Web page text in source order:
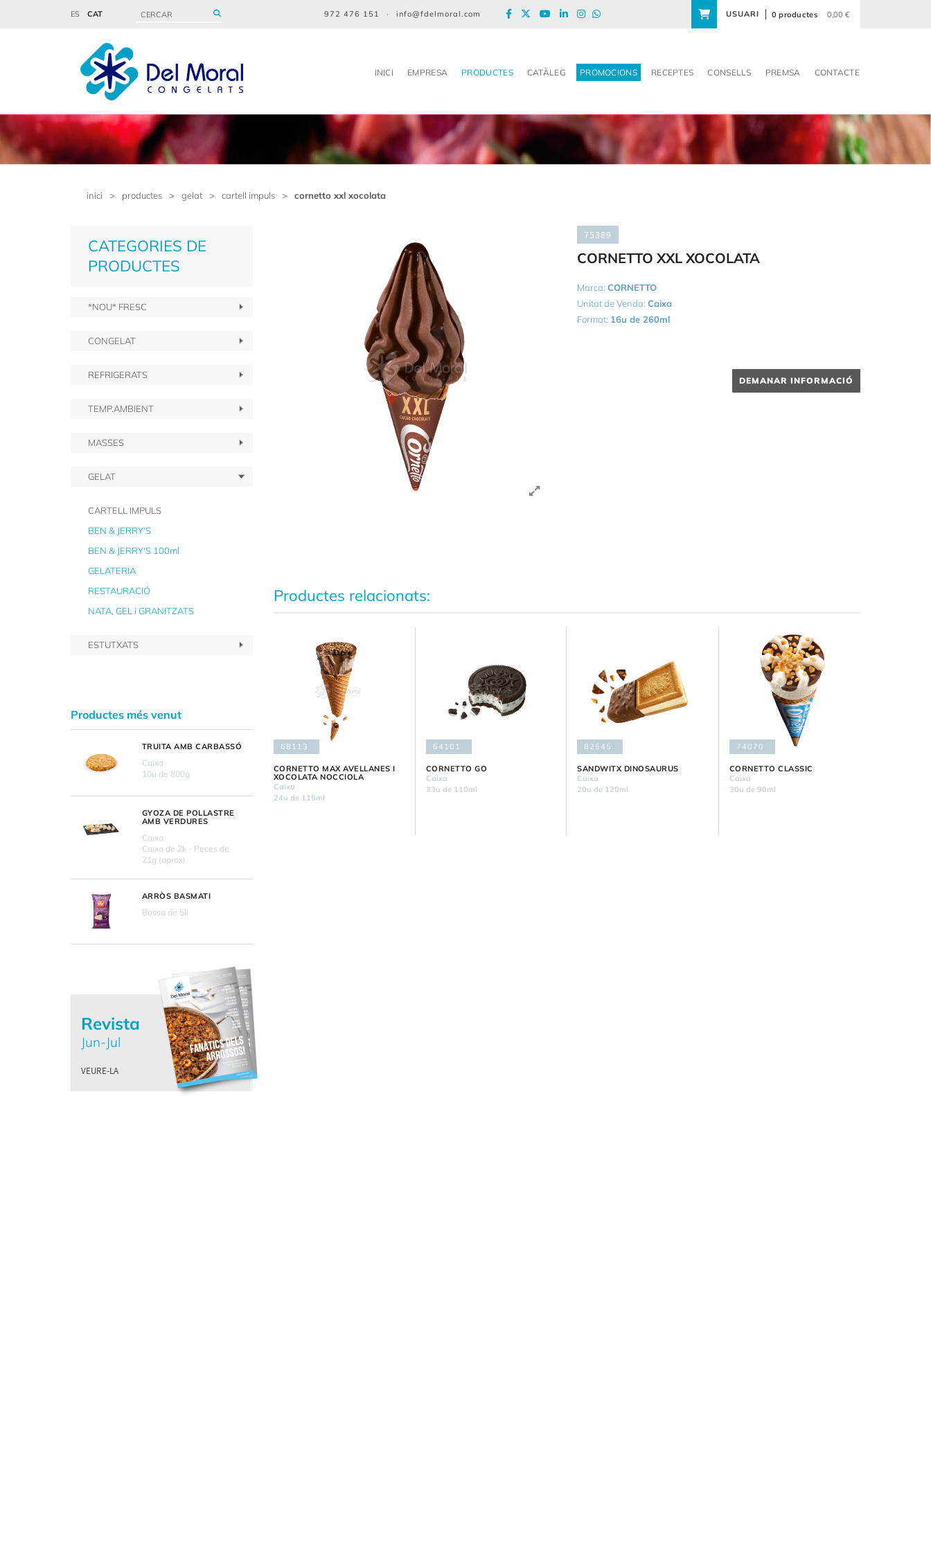
ES CAT 972 476 151 · info@fdelmoral.com USUARI 0 productes 0,00 €
INICI EMPRESA PRODUCTES CATÀLEG PROMOCIONS RECEPTES CONSELLS PREMSA CONTACTE
inici > productes > gelat > cartell impuls > cornetto xxl xocolata
CATEGORIES DE
PRODUCTES
*NOU* FRESC
CONGELAT
REFRIGERATS
TEMP.AMBIENT
MASSES
GELAT
CARTELL IMPULS
BEN & JERRY'S
BEN & JERRY'S 100ml
GELATERIA
RESTAURACIÓ
NATA, GEL i GRANITZATS
ESTUTXATS
Productes més venut
TRUITA AMB CARBASSÓ
Caixa
10u de 800g
GYOZA DE POLLASTRE
AMB VERDURES
Caixa
Caixa de 2k - Peces de
21g (aprox)
ARRÒS BASMATI
Bossa de 5k
Revista
Jun-Jul
VEURE-LA
75389
CORNETTO XXL XOCOLATA
Marca:CORNETTO
Unitat de Venda:Caixa
Format: 16u de 260ml
DEMANAR INFORMACIÓ
Productes relacionats:
68113
CORNETTO MAX AVELLANES I
XOCOLATA NOCCIOLA
Caixa
24u de 115ml
64101
CORNETTO GO
Caixa
33u de 110ml
82545
SANDWITX DINOSAURUS
Caixa
20u de 120ml
74070
CORNETTO CLASSIC
Caixa
30u de 90ml